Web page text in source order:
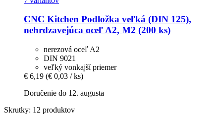
CNC Kitchen Podložka veľká (DIN 125),
nehrdzavejúca oceľ A2, M2 (200 ks)
nerezová oceľ A2
DIN 9021
veľký vonkajší priemer
€ 6,19 (€ 0,03 / ks)
Doručenie do 12. augusta
Skrutky: 12 produktov